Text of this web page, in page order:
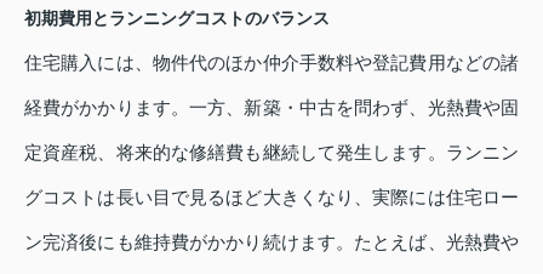
初期費用とランニングコストのバランス
住宅購入には、物件代のほか仲介手数料や登記費用などの諸
経費がかかります。一方、新築・中古を問わず、光熱費や固
定資産税、将来的な修繕費も継続して発生します。ランニン
グコストは長い目で見るほど大きくなり、実際には住宅ロー
ン完済後にも維持費がかかり続けます。たとえば、光熱費や